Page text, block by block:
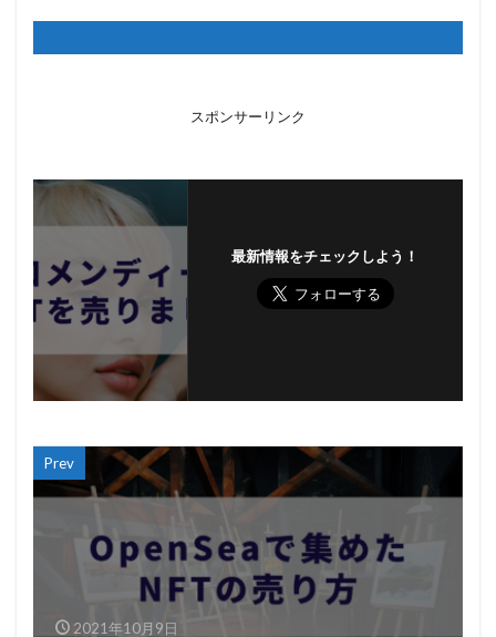
スポンサーリンク
最新情報をチェックしよう！
Prev
2021年10月9日